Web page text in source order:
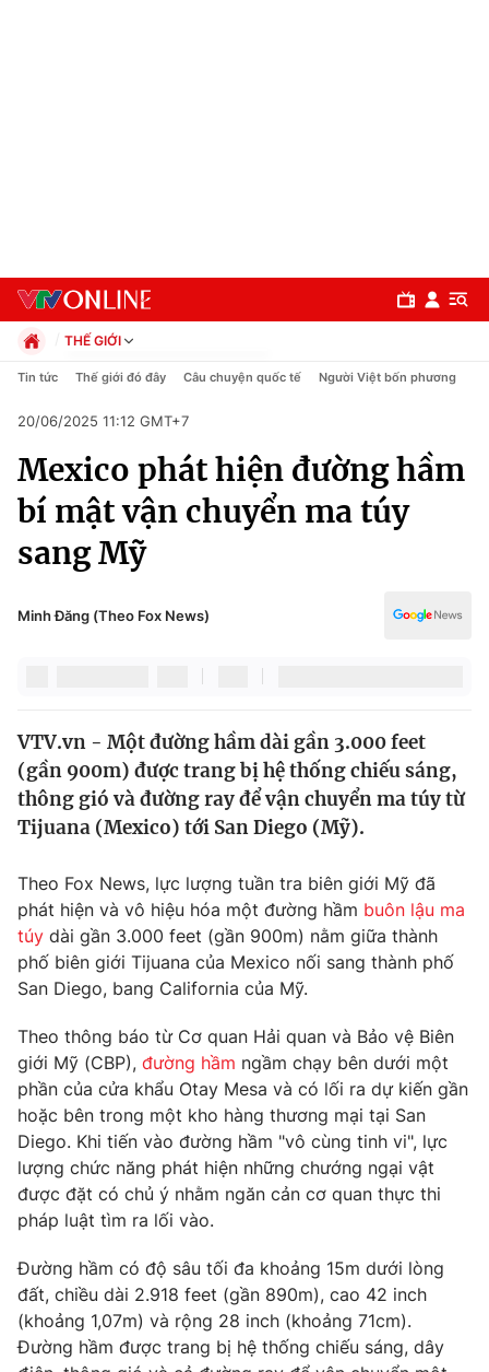
Chuyên mục
Chính trị
Xã hội
Pháp luật
Thế giới
Tin tức
Thế giới đó đây
Câu chuyện quốc tế
Kinh tế
Thị trường
Góc doanh nghiệp
Dữ liệu và đời sống
Truyền hình
Phim VTV
Hậu trường
Nhân vật
Khán giả
Giải sao mai
Giải trí
Điện ảnh
Âm nhạc
Sao
Đời sống
Du lịch
Làm đẹp
Chất lượng cuộc sống
Giáo dục
Tuyển sinh
Học trực tuyến
Công nghệ
Sản phẩm
Thị trường
Giao lưu trực tuyến
Lịch phát sóng
THẾ GIỚI
Chính trị
Pháp luật
Kinh tế
Thể thao
Truyền hình
Văn hóa - Giải trí
Y tế
Công nghệ
Tin tức Thế giới đó đây Câu chuyện quốc tế Người Việt bốn phương
20/06/2025 11:12 GMT+7
Mexico phát hiện đường hầm
bí mật vận chuyển ma túy
sang Mỹ
Minh Đăng (Theo Fox News)
VTV.vn - Một đường hầm dài gần 3.000 feet
(gần 900m) được trang bị hệ thống chiếu sáng,
thông gió và đường ray để vận chuyển ma túy từ
Tijuana (Mexico) tới San Diego (Mỹ).
Theo Fox News, lực lượng tuần tra biên giới Mỹ đã
phát hiện và vô hiệu hóa một đường hầm buôn lậu ma
túy dài gần 3.000 feet (gần 900m) nằm giữa thành
phố biên giới Tijuana của Mexico nối sang thành phố
San Diego, bang California của Mỹ.
Theo thông báo từ Cơ quan Hải quan và Bảo vệ Biên
giới Mỹ (CBP), đường hầm ngầm chạy bên dưới một
phần của cửa khẩu Otay Mesa và có lối ra dự kiến gần
hoặc bên trong một kho hàng thương mại tại San
Diego. Khi tiến vào đường hầm "vô cùng tinh vi", lực
lượng chức năng phát hiện những chướng ngại vật
được đặt có chủ ý nhằm ngăn cản cơ quan thực thi
pháp luật tìm ra lối vào.
Đường hầm có độ sâu tối đa khoảng 15m dưới lòng
đất, chiều dài 2.918 feet (gần 890m), cao 42 inch
(khoảng 1,07m) và rộng 28 inch (khoảng 71cm).
Đường hầm được trang bị hệ thống chiếu sáng, dây